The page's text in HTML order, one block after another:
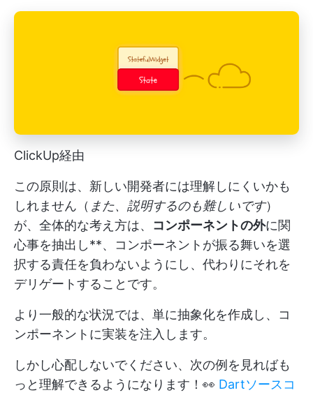
ClickUp経由
この原則は、新しい開発者には理解しにくいかも
しれません（ また、説明するのも難しいです）
が、全体的な考え方は、 コンポーネントの外に関
心事を抽出し**、コンポーネントが振る舞いを選
択する責任を負わないようにし、代わりにそれを
デリゲートすることです。
より一般的な状況では、単に抽象化を作成し、コ
ンポーネントに実装を注入します。
しかし心配しないでください、次の例を見ればも
っと理解できるようになります！👀 Dartソースコ